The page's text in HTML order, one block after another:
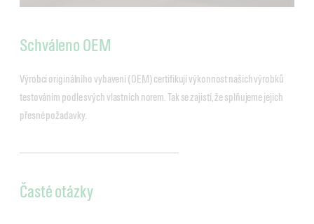
Schváleno OEM
Výrobci originálního vybavení (OEM) certifikují výkonnost našich výrobků
testováním podle svých vlastních norem. Tak se zajistí, že splňujeme jejich
přesné požadavky.
Časté otázky